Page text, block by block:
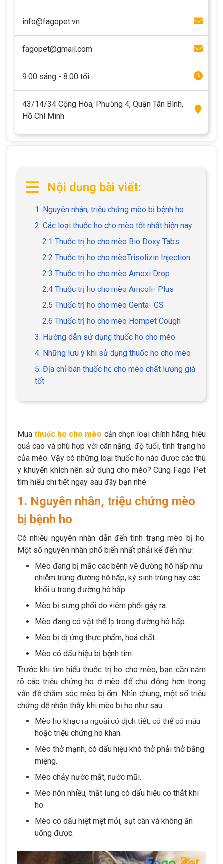
CHÍNH SÁCH
Chính sách mua hàng
Chính sách bảo hành Chính sách bảo mật
Chính sách đổi trả
Nội dung bài viết:
1. Nguyên nhân, triệu chứng mèo bị bệnh ho
2. Các loại thuốc ho cho mèo tốt nhất hiện nay
2.1 Thuốc trị ho cho mèo Bio Doxy Tabs
2.2 Thuốc trị ho cho mèoTrisolizin Injection
2.3 Thuốc trị ho cho mèo Amoxi Drop
2.4 Thuốc trị ho cho mèo Amcoli- Plus
2.5 Thuốc trị ho cho mèo Genta- GS
2.6 Thuốc trị ho cho mèo Hompet Cough
3. Hướng dẫn sử dụng thuốc ho cho mèo
4. Những lưu ý khi sử dụng thuốc ho cho mèo
5. Địa chỉ bán thuốc ho cho mèo chất lượng giá
tốt
Muathuốc ho cho mèo cần chọn loại chính hãng, hiệu
quả cao và phù hợp với cân nặng, độ tuổi, tình trạng ho
của mèo. Vậy có những loại thuốc ho nào được các thú
y khuyến khích nên sử dụng cho mèo? Cùng Fago Pet
tìm hiểu chi tiết ngay sau đây bạn nhé.
1. Nguyên nhân, triệu chứng mèo
bị bệnh ho
Có nhiều nguyên nhân dẫn đến tình trạng mèo bị ho.
Một số nguyên nhân phổ biến nhất phải kể đến như:
Mèo đang bị mắc các bệnh về đường hô hấp như
nhiễm trùng đường hô hấp, ký sinh trùng hay các
khối u trong đường hô hấp.
Mèo bị sưng phổi do viêm phổi gây ra.
Mèo đang có vật thể lạ trong đường hô hấp.
Mèo bị dị ứng thực phẩm, hoá chất…
Mèo có dấu hiệu bị bệnh tim.
Trước khi tìm hiểu thuốc trị ho cho mèo, bạn cần nắm
rõ các triệu chứng ho ở mèo để chủ động hơn trong
vấn đề chăm sóc mèo bị ốm. Nhìn chung, một số triệu
chứng dễ nhận thấy khi mèo bị ho như sau:
Mèo ho khạc ra ngoài có dịch tiết, có thể có máu
hoặc triệu chứng ho khan.
Mèo thở mạnh, có dấu hiệu khó thở phải thở bằng
miệng.
Mèo chảy nước mắt, nước mũi.
Mèo nôn nhiều, thắt lưng có dấu hiệu co thắt khi
ho.
Mèo có dấu hiệt mệt mỏi, sụt cân và không ăn
uống được.
info@fagopet.vn
fagopet@gmail.com
9:00 sáng - 8:00 tối
43/14/34 Cộng Hòa, Phường 4, Quận Tân Bình,
Hồ Chí Minh